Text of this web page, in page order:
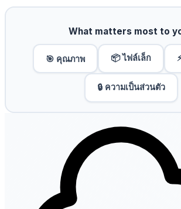
What matters most to
🎯 คุณภาพ 📦 ไฟล์เล็ก
🔒 ความเป็นส่วนตัว